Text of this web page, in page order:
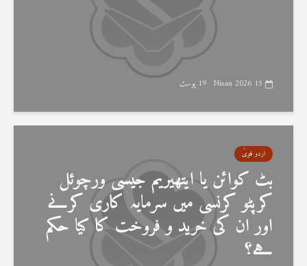
15 Nisan 2026 19 پوسٹ
اردو فتویٰ
بٹ کوائن یا ایتھیریم جیسی ورچوئل
کرپٹو کرنسی میں سرمایہ کاری کرنے
اور ان کی خرید و فروخت کا کیا حکم
ہے؟